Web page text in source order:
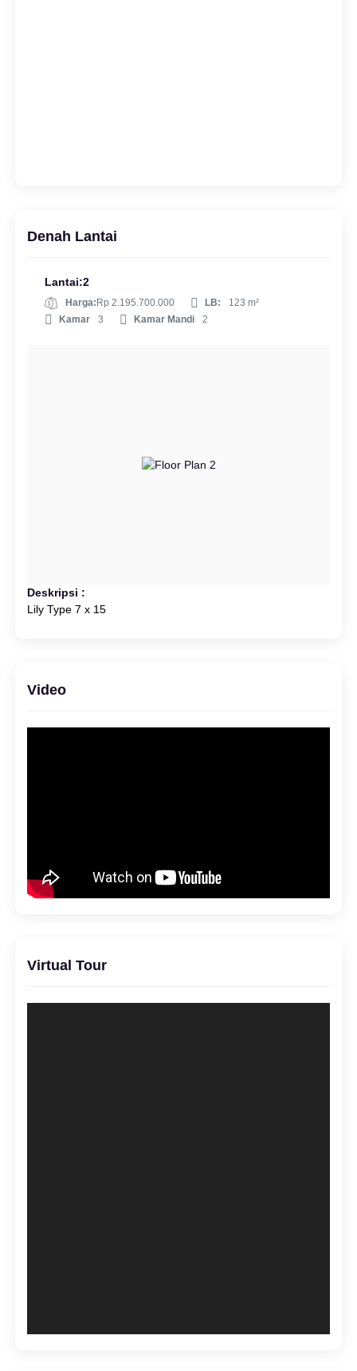
Denah Lantai
Lantai:2
Harga: Rp 2.195.700.000 LB:
123 m²
Kamar
3 Kamar Mandi 2
Deskripsi :
Lily Type 7 x 15
Video
Virtual Tour